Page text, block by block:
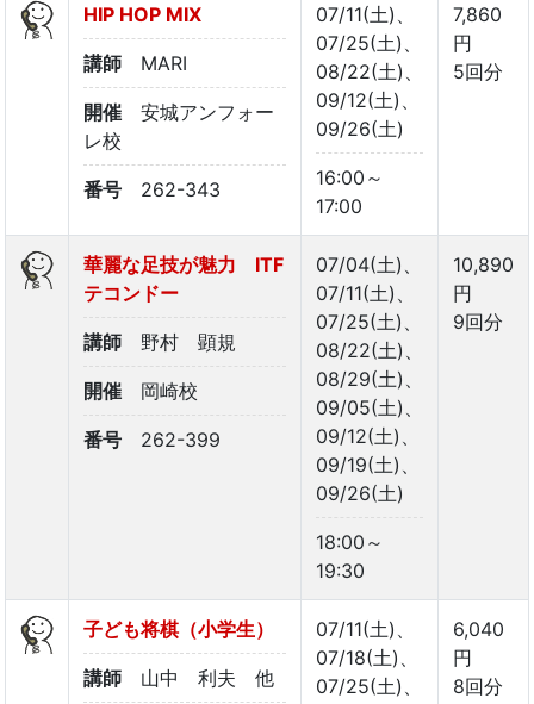
HIP HOP MIX
講師 MARI
開催
安城アンフォー
レ校
番号 262-343
07/11(土)、
07/25(土)、
08/22(土)、
09/12(土)、
09/26(土)
16:00～
17:00
7,860
円
5回分
華麗な足技が魅力 ITF
テコンドー
講師 野村 顕規
開催 岡崎校
番号 262-399
07/04(土)、
07/11(土)、
07/25(土)、
08/22(土)、
08/29(土)、
09/05(土)、
09/12(土)、
09/19(土)、
09/26(土)
18:00～
19:30
10,890
円
9回分
子ども将棋（小学生）
講師 山中 利夫 他
07/11(土)、
07/18(土)、
07/25(土)、
6,040
円
8回分